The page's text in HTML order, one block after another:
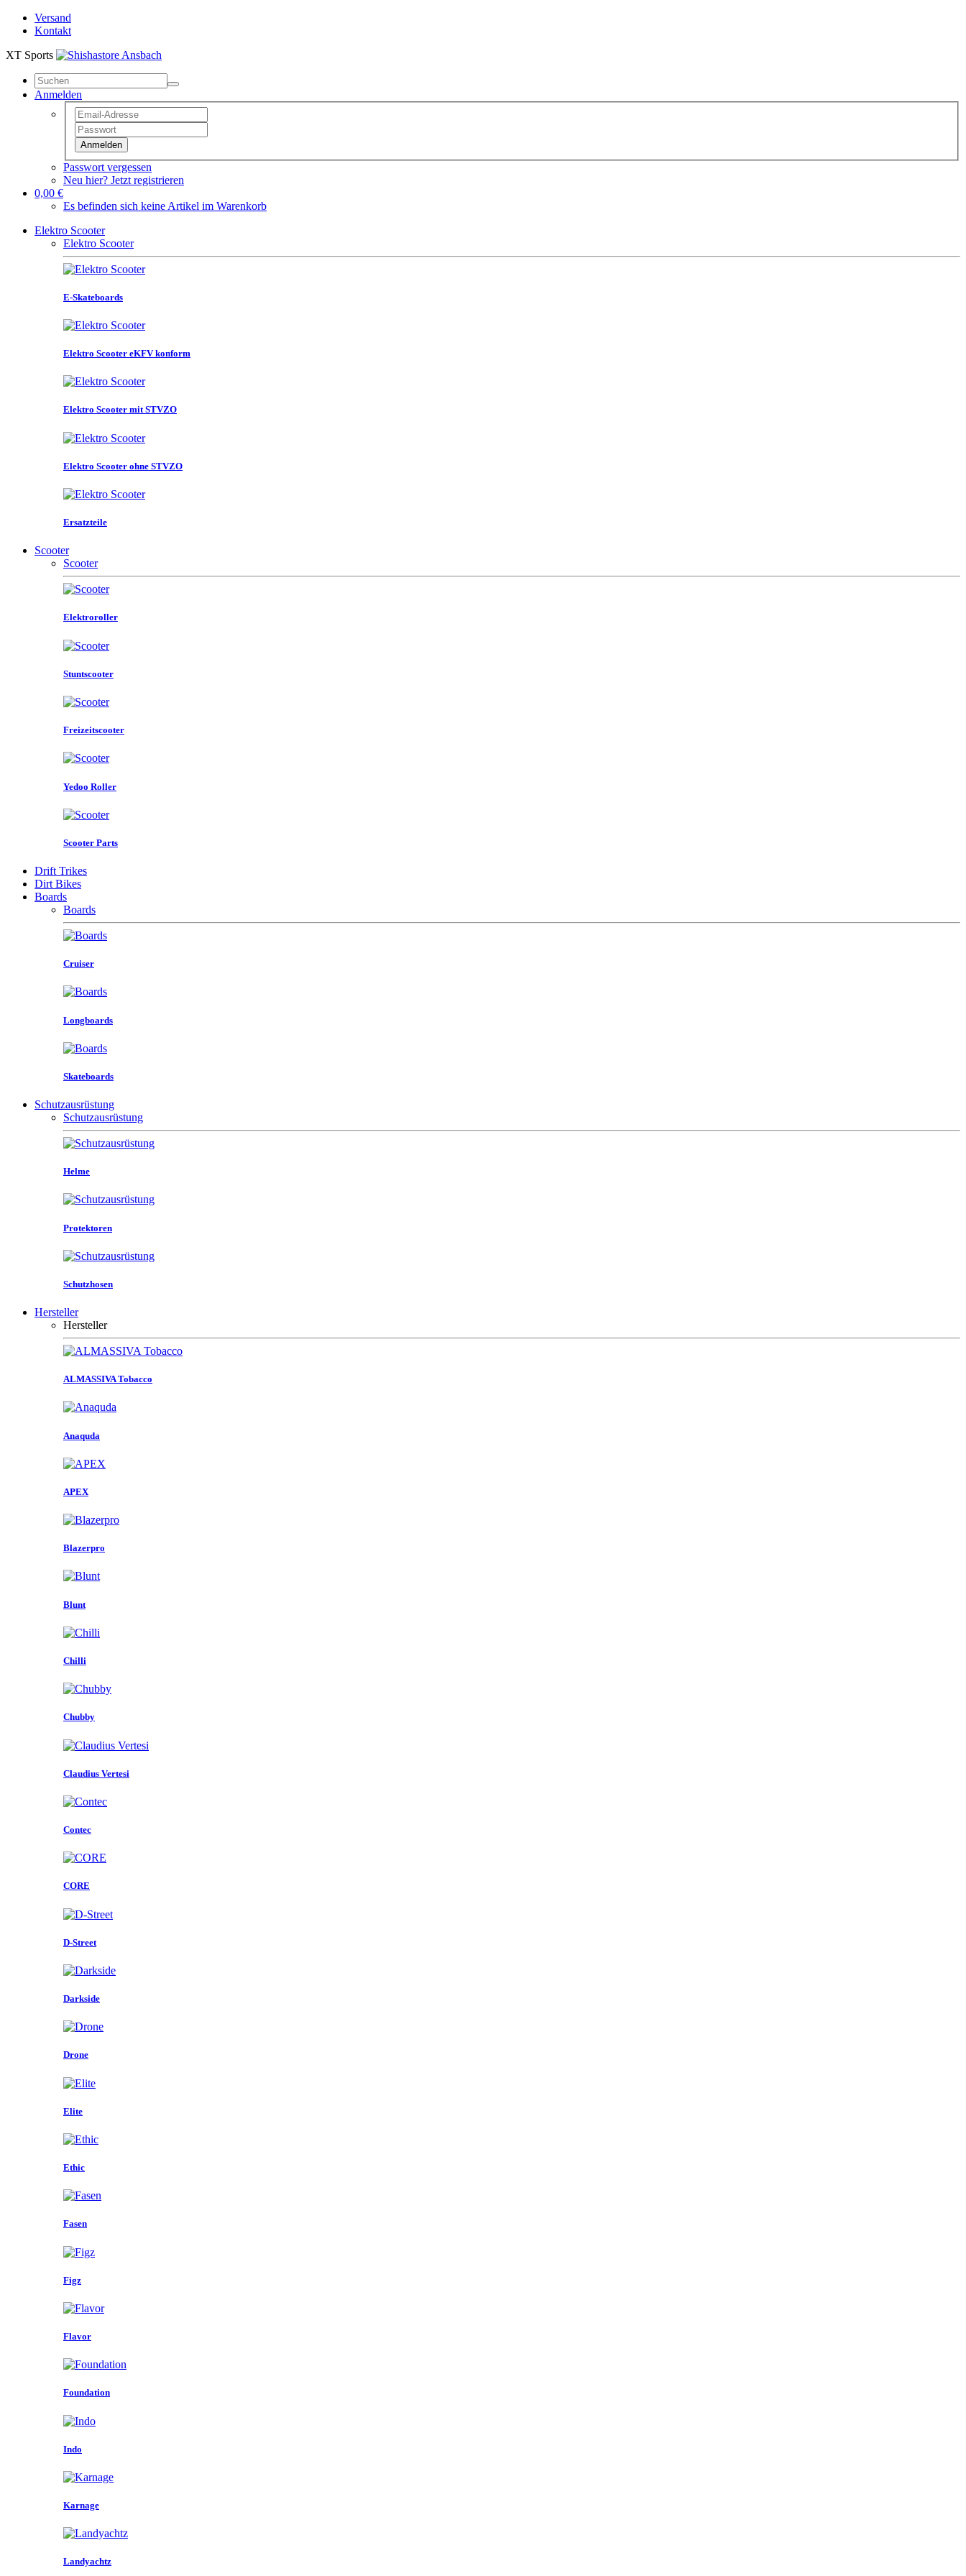
Versand
Kontakt
XT Sports
Anmelden
Anmelden
Passwort vergessen
Neu hier? Jetzt registrieren
0,00 €
Es befinden sich keine Artikel im Warenkorb
Elektro Scooter
Elektro Scooter
E-Skateboards
Elektro Scooter eKFV konform
Elektro Scooter mit STVZO
Elektro Scooter ohne STVZO
Ersatzteile
Scooter
Scooter
Elektroroller
Stuntscooter
Freizeitscooter
Yedoo Roller
Scooter Parts
Drift Trikes
Dirt Bikes
Boards
Boards
Cruiser
Longboards
Skateboards
Schutzausrüstung
Schutzausrüstung
Helme
Protektoren
Schutzhosen
Hersteller
Hersteller
ALMASSIVA Tobacco
Anaquda
APEX
Blazerpro
Blunt
Chilli
Chubby
Claudius Vertesi
Contec
CORE
D-Street
Darkside
Drone
Elite
Ethic
Fasen
Figz
Flavor
Foundation
Indo
Karnage
Landyachtz